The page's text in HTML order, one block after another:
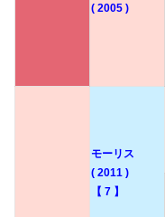
( 2005 )
モーリス
( 2011 )
【 7 】